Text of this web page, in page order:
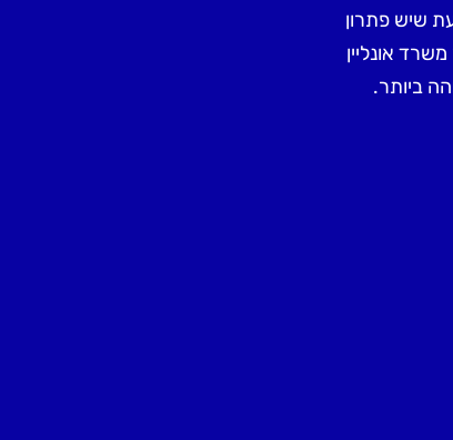
שיש פתרון
אונליין
ביותר.